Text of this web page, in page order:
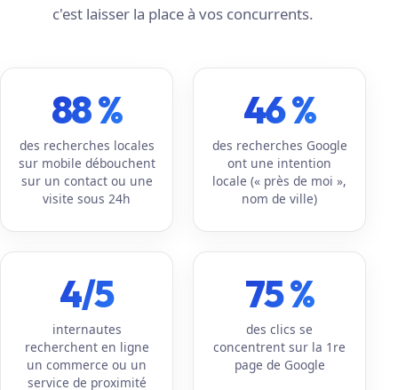
c'est laisser la place à vos concurrents.
88 %
des recherches locales
sur mobile débouchent
sur un contact ou une
visite sous 24h
46 %
des recherches Google
ont une intention
locale (« près de moi »,
nom de ville)
4/5
internautes
recherchent en ligne
un commerce ou un
service de proximité
75 %
des clics se
concentrent sur la 1re
page de Google